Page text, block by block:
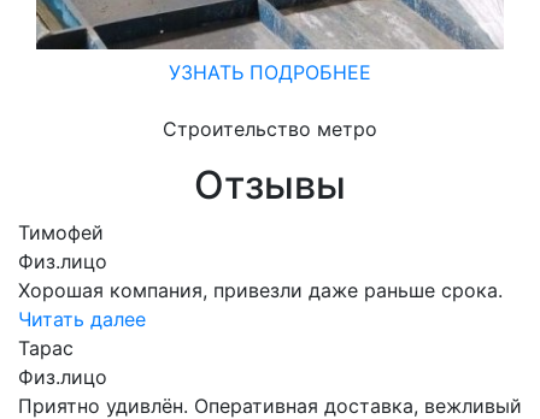
УЗНАТЬ ПОДРОБНЕЕ
Строительство метро
Отзывы
Тимофей
Физ.лицо
Хорошая компания, привезли даже раньше срока.
Читать далее
Тарас
Физ.лицо
Приятно удивлён. Оперативная доставка, вежливый